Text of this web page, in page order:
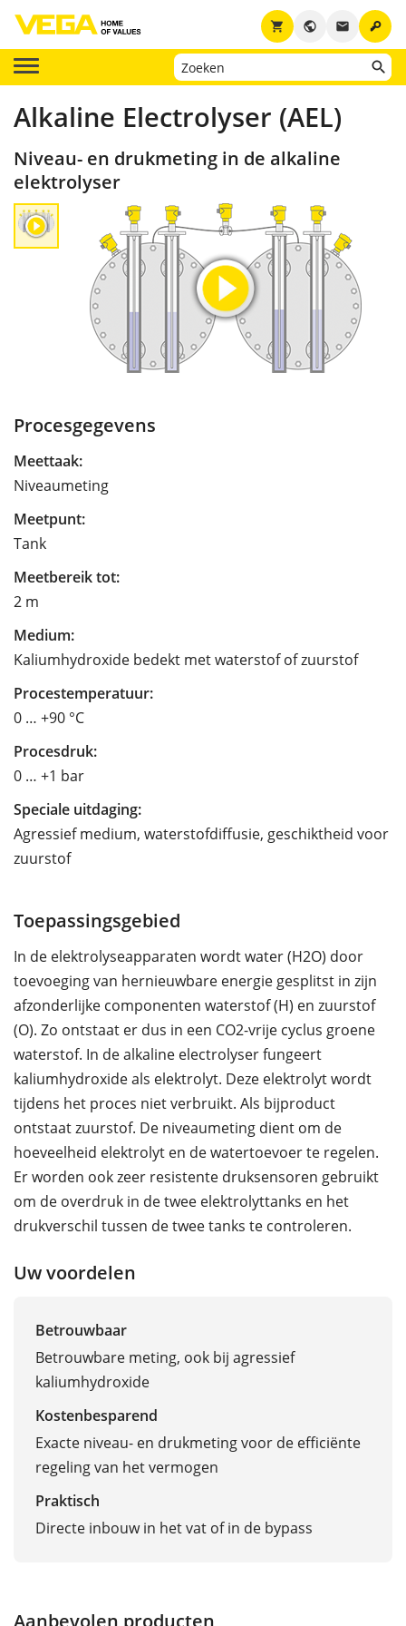
key
email
public
shopping_cart
Alkaline Electrolyser (AEL)
Niveau- en drukmeting in de alkaline
elektrolyser
Procesgegevens
Meettaak:
Niveaumeting
Meetpunt:
Tank
Meetbereik tot:
2 m
Medium:
Kaliumhydroxide bedekt met waterstof of zuurstof
Procestemperatuur:
0 … +90 °C
Procesdruk:
0 … +1 bar
Speciale uitdaging:
Agressief medium, waterstofdiffusie, geschiktheid voor
zuurstof
Toepassingsgebied
In de elektrolyseapparaten wordt water (H2O) door
toevoeging van hernieuwbare energie gesplitst in zijn
afzonderlijke componenten waterstof (H) en zuurstof
(O). Zo ontstaat er dus in een CO2-vrije cyclus groene
waterstof. In de alkaline electrolyser fungeert
kaliumhydroxide als elektrolyt. Deze elektrolyt wordt
tijdens het proces niet verbruikt. Als bijproduct
ontstaat zuurstof. De niveaumeting dient om de
hoeveelheid elektrolyt en de watertoevoer te regelen.
Er worden ook zeer resistente druksensoren gebruikt
om de overdruk in de twee elektrolyttanks en het
drukverschil tussen de twee tanks te controleren.
Uw voordelen
Betrouwbaar
Betrouwbare meting, ook bij agressief
kaliumhydroxide
Kostenbesparend
Exacte niveau- en drukmeting voor de efficiënte
regeling van het vermogen
Praktisch
Directe inbouw in het vat of in de bypass
Aanbevolen producten